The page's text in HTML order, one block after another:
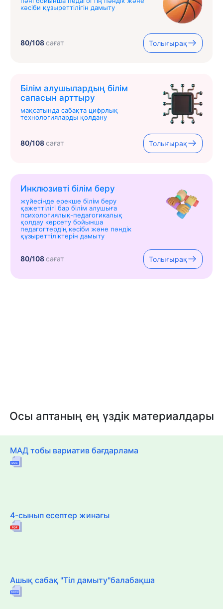
кәсіби құзыреттілігін дамыту
80/108сағат Толығырақ
Білім алушылардың білім
сапасын арттыру
мақсатында сабақта цифрлық
технологияларды қолдану
80/108сағат Толығырақ
Инклюзивті білім беру
жүйесінде ерекше білім беру
қажеттілігі бар білім алушыға
психологиялық-педагогикалық
қолдау көрсету бойынша
педагогтердің кәсіби және пәндік
құзыреттіліктерін дамыту
80/108сағат Толығырақ
Осы аптаның ең үздік материалдары
МАД тобы вариатив бағдарлама
4-сынып есептер жинағы
Ашық сабақ "Тіл дамыту"балабақша